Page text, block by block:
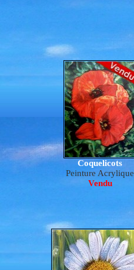
Coquelicots
Peinture Acrylique
Vendu